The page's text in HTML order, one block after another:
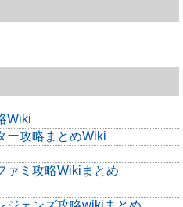
Wiki
ー攻略まとめWiki
ァミ攻略Wikiまとめ